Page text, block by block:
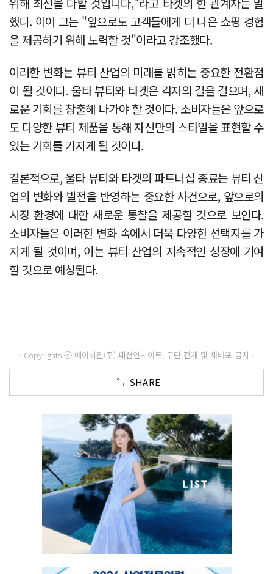
했다. 이어 그는 "앞으로도 고객들에게 더 나은 쇼핑 경험
을 제공하기 위해 노력할 것"이라고 강조했다.
이러한 변화는 뷰티 산업의 미래를 밝히는 중요한 전환점
이 될 것이다. 울타 뷰티와 타겟은 각자의 길을 걸으며, 새
로운 기회를 창출해 나가야 할 것이다. 소비자들은 앞으로
도 다양한 뷰티 제품을 통해 자신만의 스타일을 표현할 수
있는 기회를 가지게 될 것이다.
결론적으로, 울타 뷰티와 타겟의 파트너십 종료는 뷰티 산
업의 변화와 발전을 반영하는 중요한 사건으로, 앞으로의
시장 환경에 대한 새로운 통찰을 제공할 것으로 보인다.
소비자들은 이러한 변화 속에서 더욱 다양한 선택지를 가
지게 될 것이며, 이는 뷰티 산업의 지속적인 성장에 기여
할 것으로 예상된다.
- Copyrights ⓒ 메이비원(주) 패션인사이트, 무단 전재 및 재배포 금지 -
SHARE